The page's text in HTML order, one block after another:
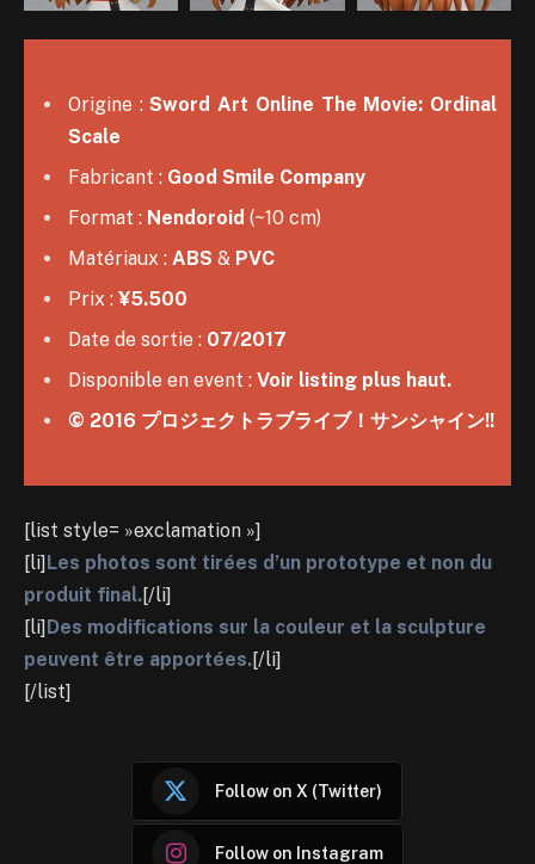
Origine :Sword Art Online The Movie: Ordinal
Scale
Fabricant : Good Smile Company
Format : Nendoroid (~10 cm)
Matériaux : ABS & PVC
Prix : ¥5.500
Date de sortie : 07/2017
Disponible en event : Voir listing plus haut.
© 2016 プロジェクトラブライブ！サンシャイン!!
[list style= »exclamation »]
[li]Les photos sont tirées d’un prototype et non du
produit final.[/li]
[li]Des modifications sur la couleur et la sculpture
peuvent être apportées.[/li]
[/list]
Follow on X (Twitter)
Follow on Instagram